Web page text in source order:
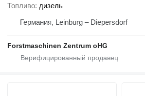
Топливо дизель
Германия, Leinburg – Diepersdorf
Forstmaschinen Zentrum oHG